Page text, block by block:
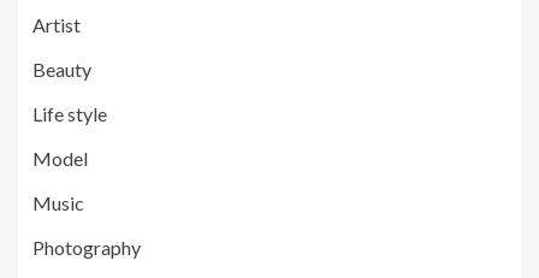
Artist
Beauty
Life style
Model
Music
Photography